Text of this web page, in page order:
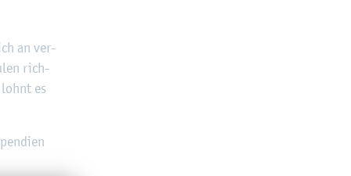
an ver­
rich­
es